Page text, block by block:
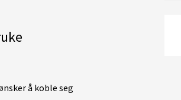
å koble seg